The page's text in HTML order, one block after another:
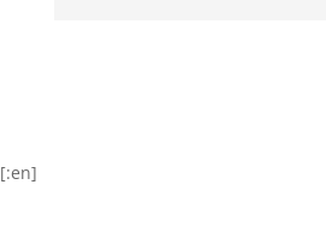
[:en]